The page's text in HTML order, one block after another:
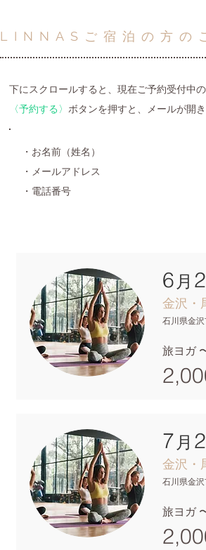
LINNASご宿泊の方の
下にスクロールすると、現在ご予約受付中
〈予約する〉 ボタンを押すと、メールが開
・お名前（姓名）
・メールアドレス
・電話番号
6 月
金沢
石川県金
旅ヨガ
7 月
金沢
石川県金
旅ヨガ